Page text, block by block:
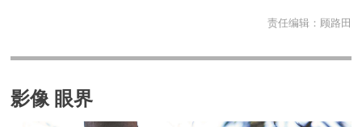
责任编辑： 顾路田
影像 眼界